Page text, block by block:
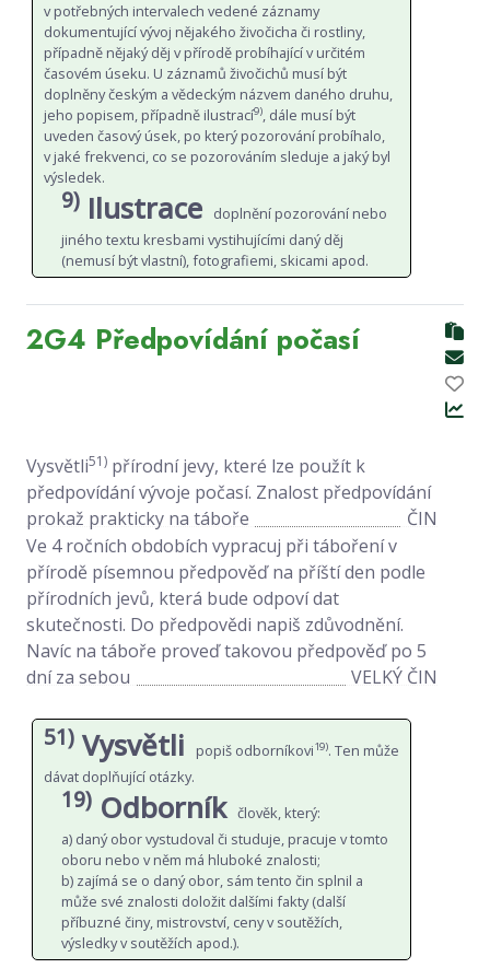
v potřebných intervalech vedené záznamy
dokumentující vývoj nějakého živočicha či rostliny,
případně nějaký děj v přírodě probíhající v určitém
časovém úseku. U záznamů živočichů musí být
doplněny českým a vědeckým názvem daného druhu,
jeho popisem, případně ilustrací9), dále musí být
uveden časový úsek, po který pozorování probíhalo,
v jaké frekvenci, co se pozorováním sleduje a jaký byl
výsledek.
9) Ilustrace
doplnění pozorování nebo
jiného textu kresbami vystihujícími daný děj
(nemusí být vlastní), fotografiemi, skicami apod.
2G4 Předpovídání počasí
Vysvětli51) přírodní jevy, které lze použít k
předpoví­dání vývoje počasí. Znalost předpovídání
prokaž prak­ticky na táboře
ČIN
Ve 4 ročních obdobích vypracuj při táboření v
přírodě písemnou předpověď na příští den podle
přírodních jevů, která bude odpoví­ dat
skutečnosti. Do předpovědi napiš zdůvodnění.
Navíc na táboře proveď takovou předpověď po 5
dní za sebou
VELKÝ ČIN
51) Vysvětli popiš odborníkovi19). Ten může
dávat doplňující otázky.
19) Odborník člověk, který:
a) daný obor vystudoval či studuje, pracuje v tomto
oboru nebo v něm má hluboké znalosti;
b) zajímá se o daný obor, sám tento čin splnil a
může své znalosti doložit dalšími fakty (další
příbuzné činy, mistrovství, ceny v soutěžích,
výsledky v soutěžích apod.).